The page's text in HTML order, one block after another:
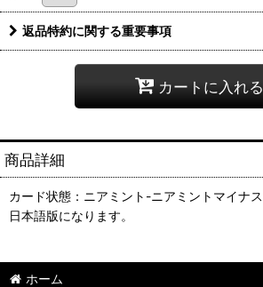
返品特約に関する重要事項
カートに入れる
商品詳細
カード状態：ニアミント-ニアミントマイナス
日本語版になります。
ホーム